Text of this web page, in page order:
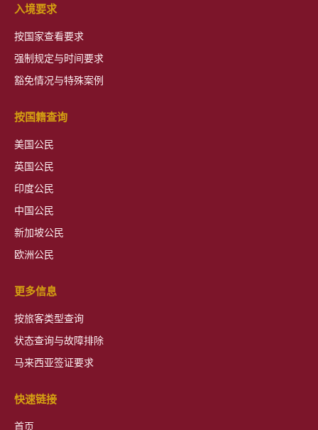
入境要求
按国家查看要求
强制规定与时间要求
豁免情况与特殊案例
按国籍查询
美国公民
英国公民
印度公民
中国公民
新加坡公民
欧洲公民
更多信息
按旅客类型查询
状态查询与故障排除
马来西亚签证要求
快速链接
首页